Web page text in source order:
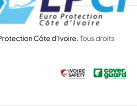
Côte d’Ivoire.Tous droits